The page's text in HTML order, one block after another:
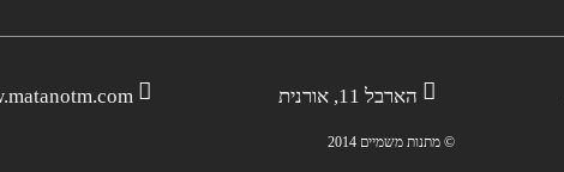
הארבל 11, אורנית
© מתנות משמיים 2014